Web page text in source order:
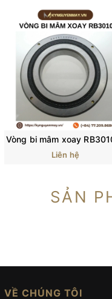
Liên hệ
SẢN
VỀ CHÚNG TÔI